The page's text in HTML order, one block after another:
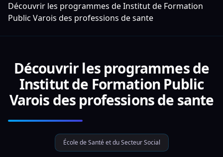
Découvrir les programmes de Institut de Formation
Public Varois des professions de sante
Découvrir les programmes de
Institut de Formation Public
Varois des professions de sante
École de Santé et du Secteur Social